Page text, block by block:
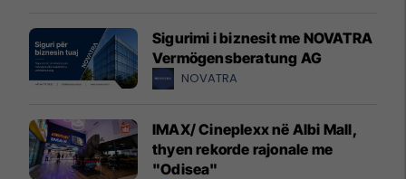
Sigurimi i biznesit me NOVATRA
Vermögensberatung AG
NOVATRA
IMAX/ Cineplexx në Albi Mall,
thyen rekorde rajonale me
"Odisea"